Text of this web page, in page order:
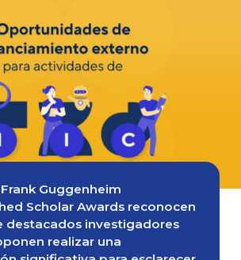
Guggenheim
Scholar Awards reconocen
destacados investigadores
realizar una